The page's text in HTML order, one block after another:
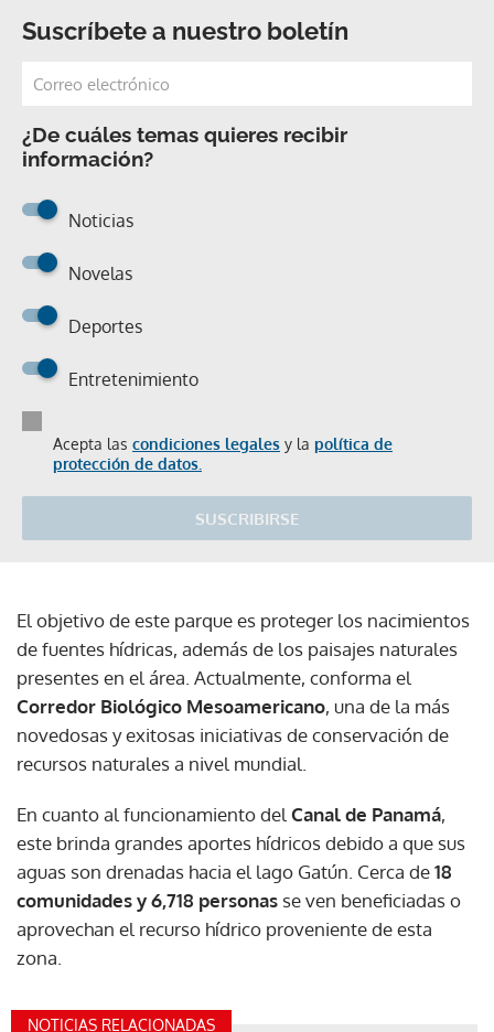
Suscríbete a nuestro boletín
¿De cuáles temas quieres recibir
información?
Noticias
Novelas
Deportes
Entretenimiento
Acepta las condiciones legales y la política de
protección de datos.
SUSCRIBIRSE
El objetivo de este parque es proteger los nacimientos
de fuentes hídricas, además de los paisajes naturales
presentes en el área. Actualmente, conforma el
Corredor Biológico Mesoamericano, una de la más
novedosas y exitosas iniciativas de conservación de
recursos naturales a nivel mundial.
En cuanto al funcionamiento delCanal de Panamá,
este brinda grandes aportes hídricos debido a que sus
aguas son drenadas hacia el lago Gatún. Cerca de18
comunidades y 6,718 personas se ven beneficiadas o
aprovechan el recurso hídrico proveniente de esta
zona.
NOTICIAS RELACIONADAS